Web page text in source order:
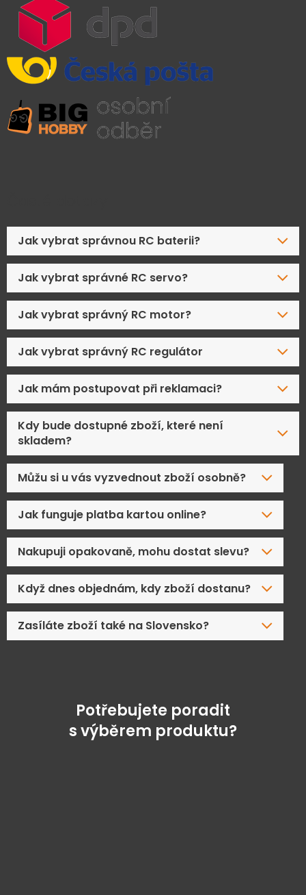
Jak vybrat správnou RC baterii?
Jak vybrat správné RC servo?
Jak vybrat správný RC motor?
Jak vybrat správný RC regulátor
Jak mám postupovat při reklamaci?
Kdy bude dostupné zboží, které není
skladem?
Můžu si u vás vyzvednout zboží osobně?
Jak funguje platba kartou online?
Nakupuji opakovaně, mohu dostat slevu?
Když dnes objednám, kdy zboží dostanu?
Zasíláte zboží také na Slovensko?
Potřebujete poradit
s výběrem produktu?